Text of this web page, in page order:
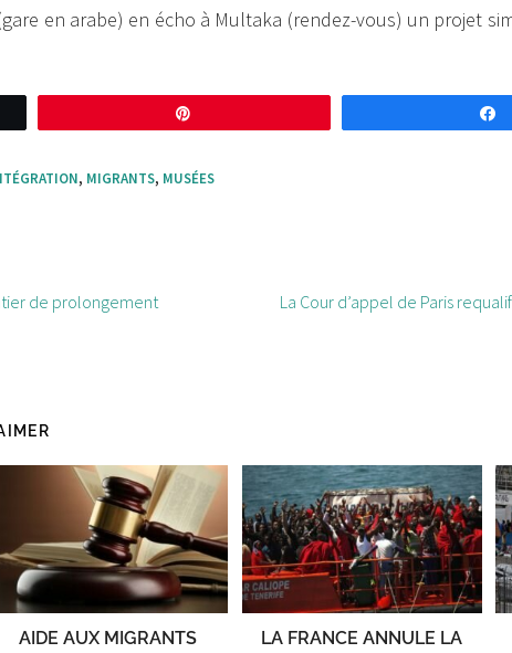
en arabe) en écho à Multaka (rendez-vous) un projet
, MIGRANTS, MUSÉES
de prolongement
La Cour d’appel de Paris
AIDE AUX MIGRANTS
LA FRANCE ANNULE LA